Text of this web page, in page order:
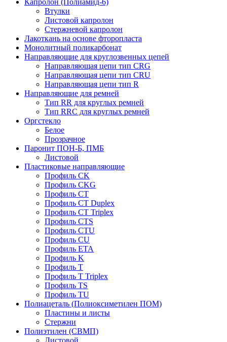
Капролон (Полиамид-6)
Втулки
Листовой капролон
Стержневой капролон
Лакоткань на основе фторопласта
Монолитный поликарбонат
Направляющие для круглозвенных цепей
Направляющая цепи тип CRG
Направляющая цепи тип CRU
Направляющая цепи тип R
Направляющие для ремней
Тип RR для круглых ремней
Тип RRС для круглых ремней
Оргстекло
Белое
Прозрачное
Паронит ПОН-Б, ПМБ
Листовой
Пластиковые направляющие
Профиль CK
Профиль CKG
Профиль CT
Профиль CT Duplex
Профиль CT Triplex
Профиль CTS
Профиль CTU
Профиль CU
Профиль ETA
Профиль K
Профиль T
Профиль T Triplex
Профиль TS
Профиль TU
Полиацеталь (Полиоксиметилен ПОМ)
Пластины и листы
Стержни
Полиэтилен (СВМП)
Листовой